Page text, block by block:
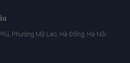
Phường Mộ Lao, Hà Đông, Hà Nội